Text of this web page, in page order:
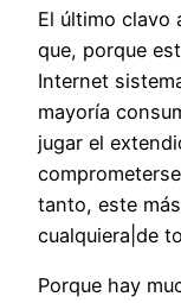
El último clavo
que, porque
Internet
mayoría
jugar el
tanto, este
cualquiera|de
Porque hay